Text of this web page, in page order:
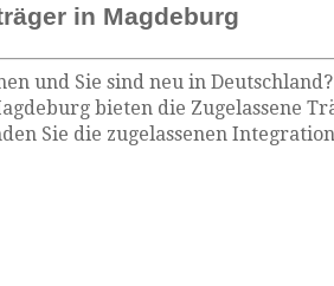
in Magdeburg
und Sie sind neu in
bieten die Zugelassene
Sie die zugelassenen